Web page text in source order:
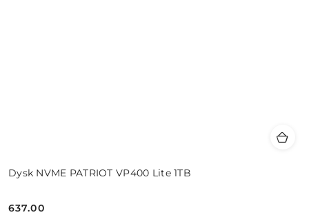
Dysk NVME PATRIOT VP400 Lite 1TB
637.00